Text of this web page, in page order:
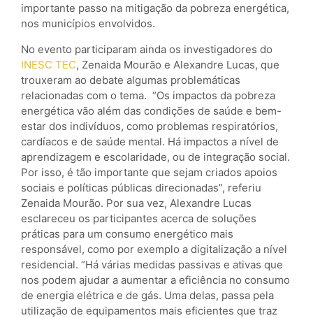
importante passo na mitigação da pobreza energética,
nos municípios envolvidos.
No evento participaram ainda os investigadores do
INESC TEC, Zenaida Mourão e Alexandre Lucas, que
trouxeram ao debate algumas problemáticas
relacionadas com o tema. “Os impactos da pobreza
energética vão além das condições de saúde e bem-
estar dos indivíduos, como problemas respiratórios,
cardíacos e de saúde mental. Há impactos a nível de
aprendizagem e escolaridade, ou de integração social.
Por isso, é tão importante que sejam criados apoios
sociais e políticas públicas direcionadas”, referiu
Zenaida Mourão. Por sua vez, Alexandre Lucas
esclareceu os participantes acerca de soluções
práticas para um consumo energético mais
responsável, como por exemplo a digitalização a nível
residencial. “Há várias medidas passivas e ativas que
nos podem ajudar a aumentar a eficiência no consumo
de energia elétrica e de gás. Uma delas, passa pela
utilização de equipamentos mais eficientes que traz